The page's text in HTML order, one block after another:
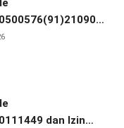
dan Izin